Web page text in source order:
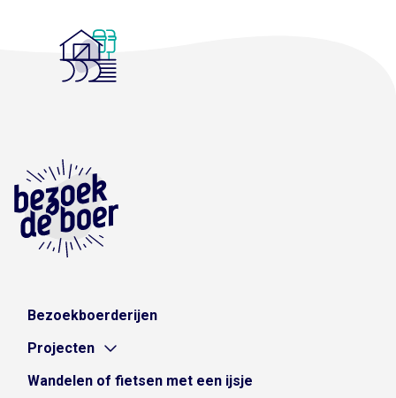
Bezoekboerderijen
Projecten
Wandelen of fietsen met een ijsje